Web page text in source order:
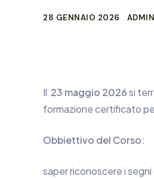
28 GENNAIO 2026
Il 23 maggio 2026si
formazione certificato
Obbiettivo del Corso:
saper riconoscere i